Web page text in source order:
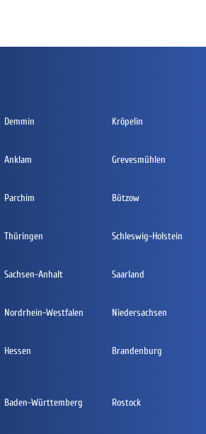
Demmin Kröpelin
Anklam Grevesmühlen
Parchim Bützow
Thüringen Schleswig-Holstein
Sachsen-Anhalt Saarland
Nordrhein-Westfalen Niedersachsen
Hessen Brandenburg
Baden-Württemberg Rostock